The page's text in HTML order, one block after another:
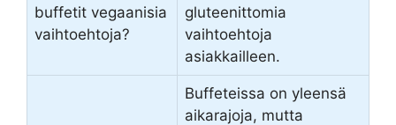
buffetit vegaanisia
vaihtoehtoja?
gluteenittomia
vaihtoehtoja
asiakkailleen.
Buffeteissa on yleensä
aikarajoja, mutta